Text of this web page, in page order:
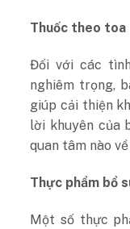
Thuốc theo toa
Đối với các
nghiêm trọng,
giúp cải thiện
lời khuyên của
quan tâm nào
Thực phẩm bổ
Một số thực